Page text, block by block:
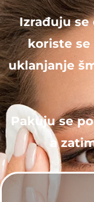
Izrađuju se
koriste se
uklanjanje
Pakuju se
a